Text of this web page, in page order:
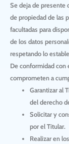
Se deja de presente
de propiedad de las
facultadas para
de los datos
respetando lo
De conformidad con
comprometen a
Garantizar al
del derecho
Solicitar y
por el Titular.
Realizar en